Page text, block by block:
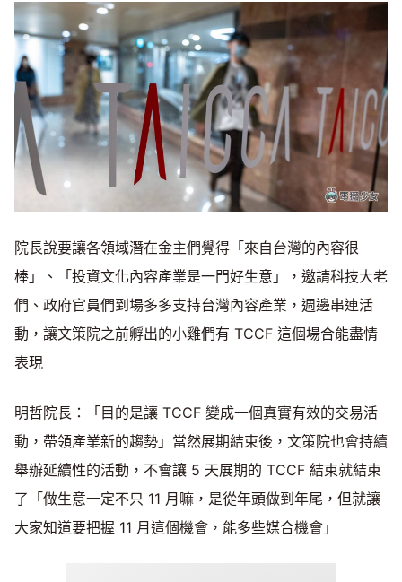
院長說要讓各領域潛在金主們覺得「來自台灣的內容很
棒」、「投資文化內容產業是一門好生意」，邀請科技大老
們、政府官員們到場多多支持台灣內容產業，週邊串連活
動，讓文策院之前孵出的小雞們有 TCCF 這個場合能盡情
表現
明哲院長：「目的是讓 TCCF 變成一個真實有效的交易活
動，帶領產業新的趨勢」當然展期結束後，文策院也會持續
舉辦延續性的活動，不會讓 5 天展期的 TCCF 結束就結束
了「做生意一定不只 11 月嘛，是從年頭做到年尾，但就讓
大家知道要把握 11 月這個機會，能多些媒合機會」